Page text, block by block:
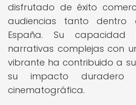
disfrutado de éxito
audiencias tanto
España. Su capacidad
narrativas complejas con
vibrante ha contribuido a
su impacto
cinematográfica.